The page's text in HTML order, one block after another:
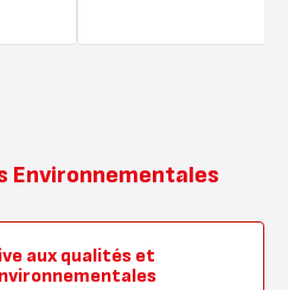
Environnementales
aux qualités et